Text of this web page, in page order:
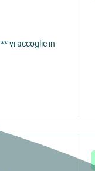
vi accoglie in